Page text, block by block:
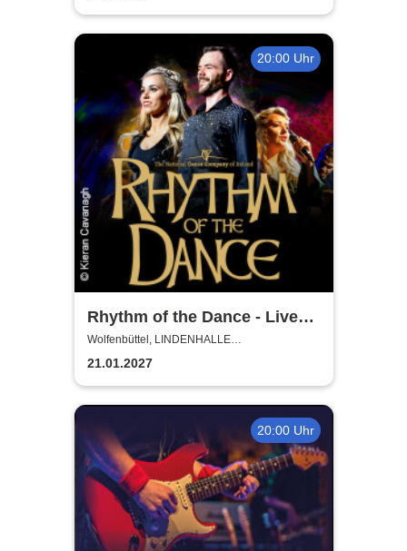
20:00 Uhr
Rhythm of the Dance - Live
2027
Wolfenbüttel, LINDENHALLE
WOLFENBÜTTEL
21.01.2027
20:00 Uhr